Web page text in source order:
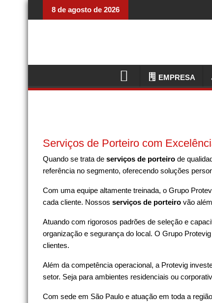
8 de agosto de 2026
EMPRESA
Serviços de Porteiro com
Quando se trata de serviços de porteiro de
referência no segmento, oferecendo soluções
Com uma equipe altamente treinada, o Grupo
cada cliente. Nossos serviços de porteiro vão
Atuando com rigorosos padrões de seleção e
organização e segurança do local. O Grupo
clientes.
Além da competência operacional, a Protevig
setor. Seja para ambientes residenciais ou
Com sede em São Paulo e atuação em toda a